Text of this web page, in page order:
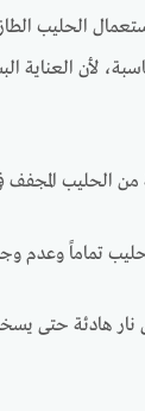
الحليب
لأن العناية
الحليب المجفف
تماماً وعدم
نار هادئة حتى